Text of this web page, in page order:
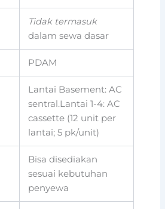
Tidak termasuk
dalam sewa dasar
PDAM
Lantai Basement: AC
sentral.Lantai 1-4: AC
cassette (12 unit per
lantai; 5 pk/unit)
Bisa disediakan
sesuai kebutuhan
penyewa